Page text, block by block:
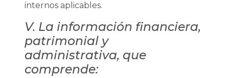
internos aplicables.
V. La información financiera,
patrimonial y
administrativa, que
comprende: